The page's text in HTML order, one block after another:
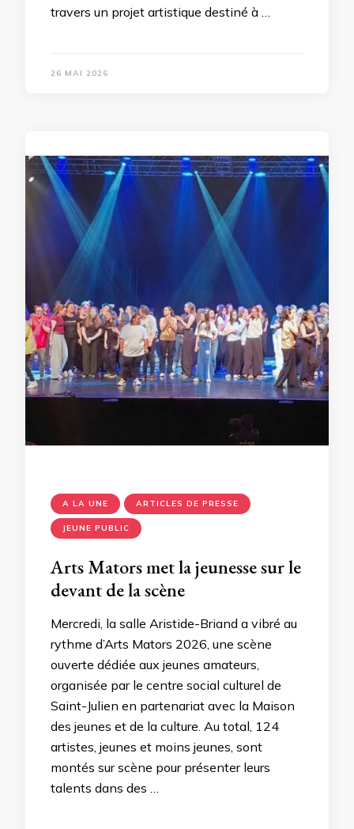
travers un projet artistique destiné à …
26 MAI 2026
A LA UNE ARTICLES DE PRESSE
JEUNE PUBLIC
Arts Mators met la jeunesse sur le
devant de la scène
Mercredi, la salle Aristide-Briand a vibré au
rythme d’Arts Mators 2026, une scène
ouverte dédiée aux jeunes amateurs,
organisée par le centre social culturel de
Saint-Julien en partenariat avec la Maison
des jeunes et de la culture. Au total, 124
artistes, jeunes et moins jeunes, sont
montés sur scène pour présenter leurs
talents dans des …